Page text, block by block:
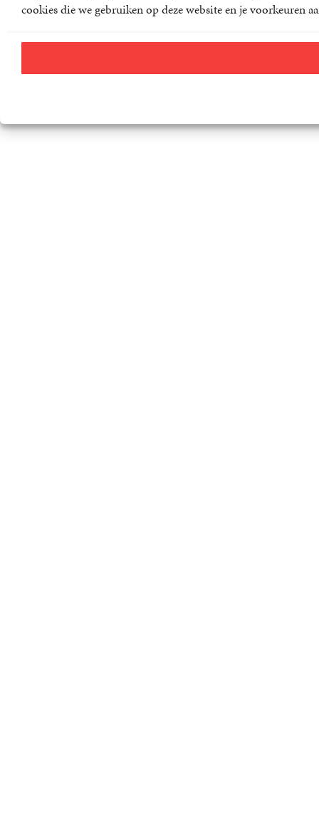
cookies die we gebruiken op deze website en je voorkeuren